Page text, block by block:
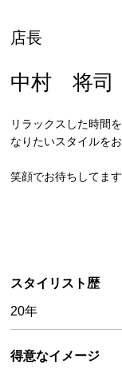
店長
中村 将司
リラックスした時間
なりたいスタイルを
笑顔でお待ちしてま
スタイリスト歴
20年
得意なイメージ